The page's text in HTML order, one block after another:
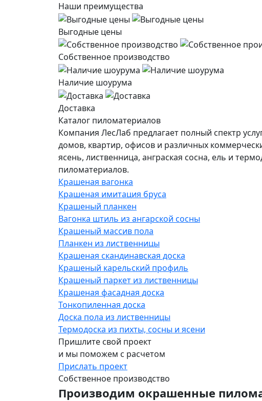
Наши преимущества
Выгодные цены
Собственное производство
Наличие шоурума
Доставка
Каталог пиломатериалов
Компания ЛесЛаб предлагает полный спектр
домов, квартир, офисов и различных
ясень, лиственница, анграская сосна, ель и
пиломатериалов.
Крашеная вагонка
Крашеная имитация бруса
Крашеный планкен
Вагонка штиль из ангарской сосны
Крашеный массив пола
Планкен из лиственницы
Крашеная скандинавская доска
Крашеный карельский профиль
Крашеный паркет из лиственницы
Крашеная фасадная доска
Тонкопиленная доска
Доска пола из лиственницы
Термодоска из пихты, сосны и ясени
Пришлите свой проект
и мы поможем с расчетом
Прислать проект
Собственное производство
Производим окрашенные